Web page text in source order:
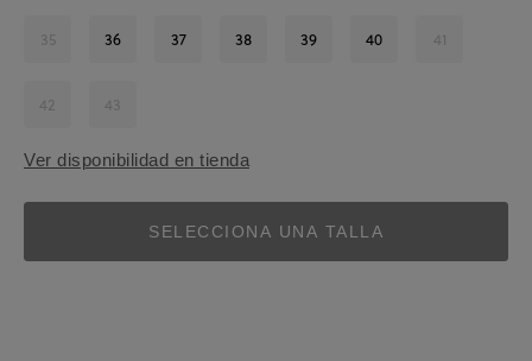
35 36 37 38 39 40 41
42 43
Ver disponibilidad en tienda
SELECCIONA UNA TALLA